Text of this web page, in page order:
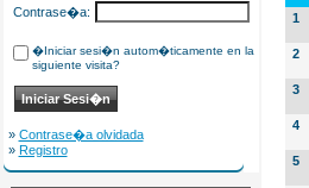
Contrase�a:
�Iniciar sesi�n autom�ticamente en la
siguiente visita?
» Contrase�a olvidada
» Registro
1
2
3
4
5